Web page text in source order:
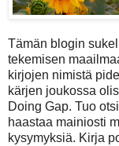
Tämän blogin
tekemisen
kirjojen nimistä
kärjen joukossa
Doing Gap. Tuo
haastaa mainiosti
kysymyksiä. Kirja